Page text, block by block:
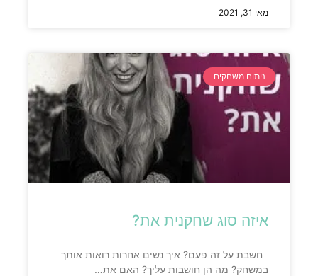
מאי 31, 2021
ניתוח משחקים
איזה סוג שחקנית את?
חשבת על זה פעם? איך נשים אחרות רואות אותך
במשחק? מה הן חושבות עליך? האם את…